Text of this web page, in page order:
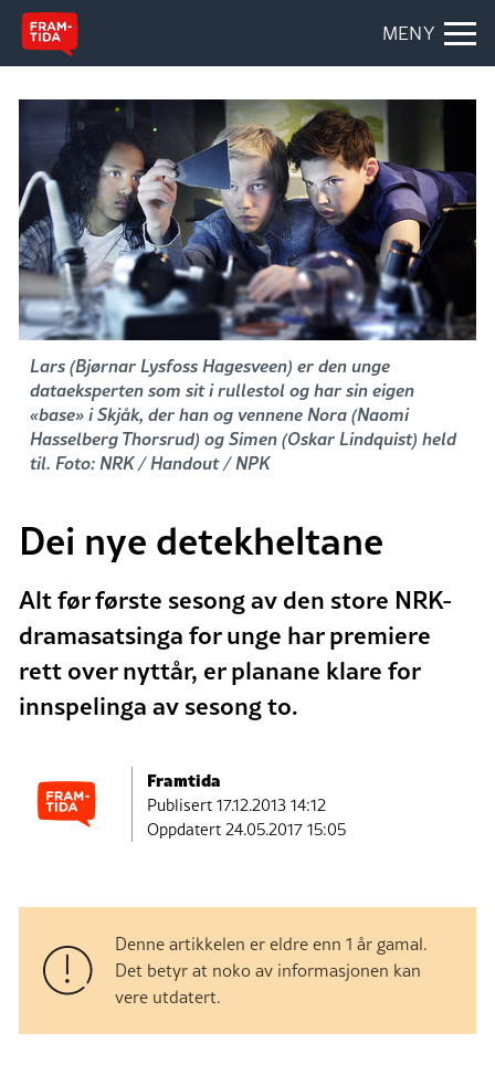
MENY
Lars (Bjørnar Lysfoss Hagesveen) er den unge
dataeksperten som sit i rullestol og har sin eigen
«base» i Skjåk, der han og vennene Nora (Naomi
Hasselberg Thorsrud) og Simen (Oskar Lindquist) held
til. Foto: NRK / Handout / NPK
Dei nye detekheltane
Alt før første sesong av den store NRK-
dramasatsinga for unge har premiere
rett over nyttår, er planane klare for
innspelinga av sesong to.
Framtida
Publisert17.12.2013 14:12
Oppdatert 24.05.2017 15:05
Denne artikkelen er eldre enn 1 år gamal.
Det betyr at noko av informasjonen kan
vere utdatert.